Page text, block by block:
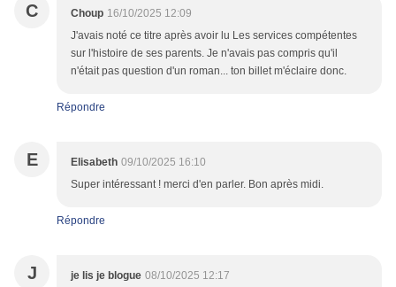
C Choup 16/10/2025 12:09
J'avais noté ce titre après avoir lu Les services compétentes
sur l'histoire de ses parents. Je n'avais pas compris qu'il
n'était pas question d'un roman... ton billet m'éclaire donc.
Répondre
E Elisabeth 09/10/2025 16:10
Super intéressant ! merci d'en parler. Bon après midi.
Répondre
J je lis je blogue 08/10/2025 12:17